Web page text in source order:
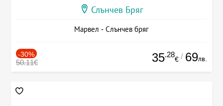
Слънчев Бряг
Марвел - Слънчев бряг
-30%
50.11€ 35.28
€ / 69лв.